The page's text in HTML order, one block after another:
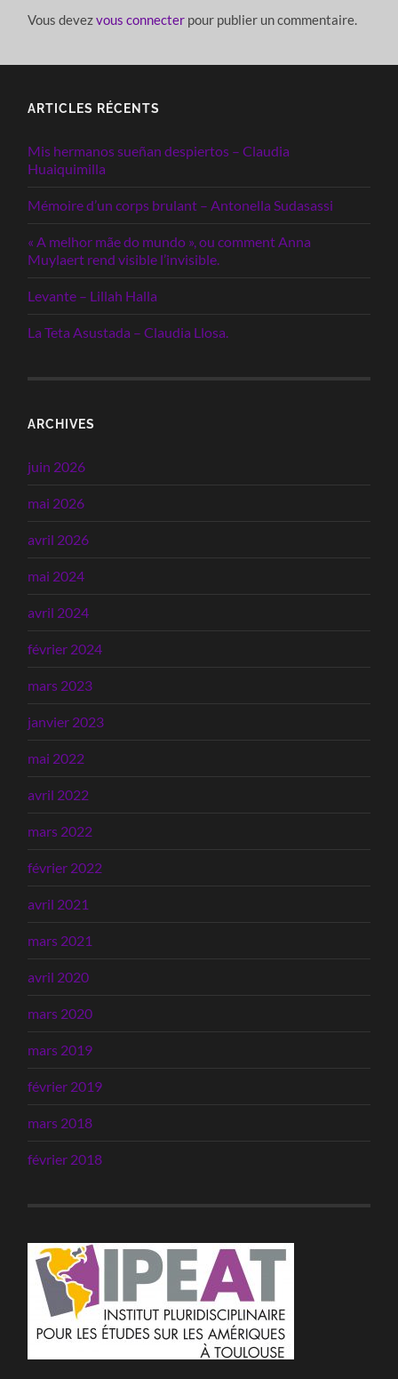
Vous devezvous connecter pour publier un commentaire.
ARTICLES RÉCENTS
Mis hermanos sueñan despiertos – Claudia
Huaiquimilla
Mémoire d’un corps brulant – Antonella Sudasassi
« A melhor mãe do mundo », ou comment Anna
Muylaert rend visible l’invisible.
Levante – Lillah Halla
La Teta Asustada – Claudia Llosa.
ARCHIVES
juin 2026
mai 2026
avril 2026
mai 2024
avril 2024
février 2024
mars 2023
janvier 2023
mai 2022
avril 2022
mars 2022
février 2022
avril 2021
mars 2021
avril 2020
mars 2020
mars 2019
février 2019
mars 2018
février 2018